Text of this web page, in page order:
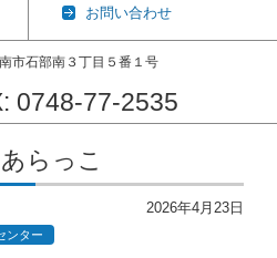
お問い合わせ
市石部南３丁目５番１号
0748-77-2535
らっこ
2026年4月23日
ンター